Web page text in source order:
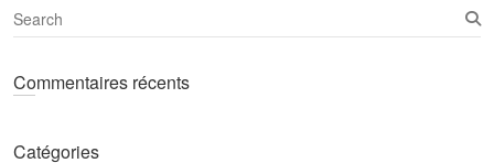
S
e
r
Commentaires récents
Catégories